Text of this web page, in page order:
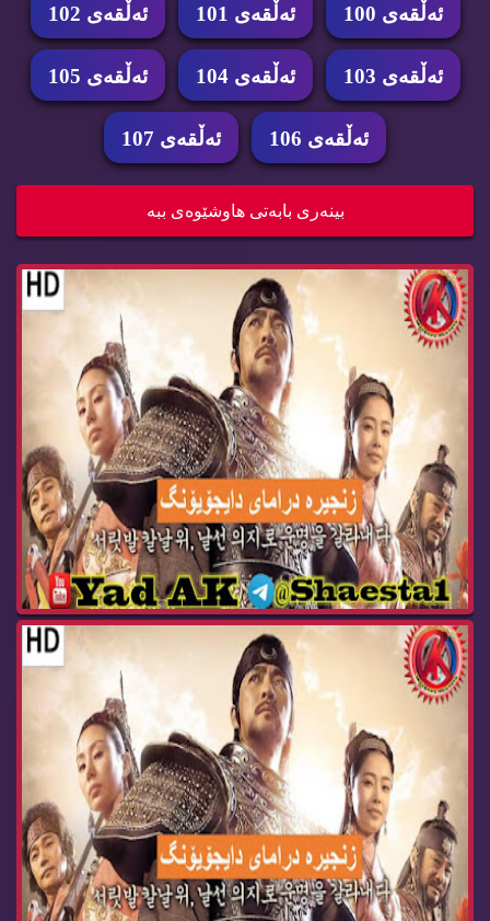
ئه‌ڵقه‌ی 100 ئه‌ڵقه‌ی 101 ئه‌ڵقه‌ی 102
ئه‌ڵقه‌ی 103 ئه‌ڵقه‌ی 104 ئه‌ڵقه‌ی 105
ئه‌ڵقه‌ی 106 ئه‌ڵقه‌ی 107
بینه‌ری بابه‌تی هاوشێوه‌ی ببه‌
درامای ئه‌فسانه‌ی پاشا دای جۆیۆنگ ئه‌ڵقه‌ی 99 D...
درامای ئه‌فسانه‌ی پاشا دای جۆیۆنگ ئه‌ڵقه‌ی 98 D...
درامای ئه‌فسانه‌ی پاشا دای جۆیۆنگ ئه‌ڵقه‌ی 97 D...